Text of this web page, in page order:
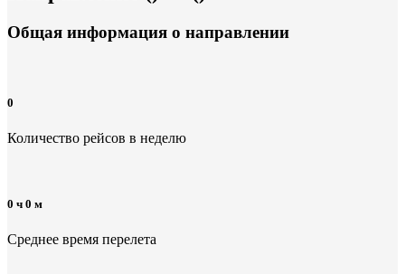
Общая информация о направлении
0
Количество рейсов в неделю
0 ч 0 м
Среднее время перелета